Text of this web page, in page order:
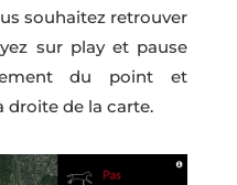
souhaitez retrouver
sur play et pause
du point et
droite de la carte.